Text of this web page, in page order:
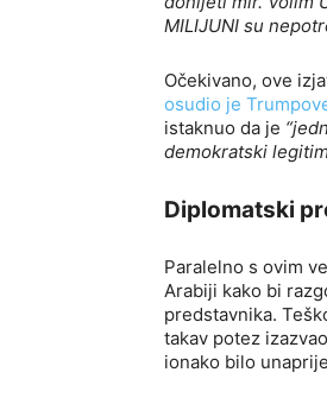
MILIJUNI su
Očekivano, ove
osudio je
istaknuo da je
demokratski
Diplomatski
Paralelno s ovim
Arabiji kako bi
predstavnika.
takav potez
ionako bilo